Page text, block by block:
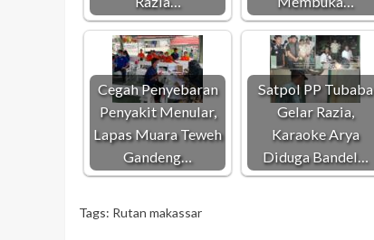
Cegah Penyebaran
Penyakit Menular,
Lapas Muara Teweh
Gandeng…
Satpol PP Tubaba
Gelar Razia,
Karaoke Arya
Diduga Bandel…
Tags: Rutan makassar